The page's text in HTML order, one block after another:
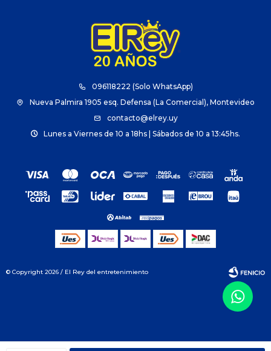
096118222 (Solo WhatsApp)
Nueva Palmira 1905 esq. Defensa (La Comercial), Montevideo
contacto@elrey.uy
Lunes a Viernes de 10 a 18hs | Sábados de 10 a 13:45hs.
© Copyright 2026 / El Rey del entretenimiento